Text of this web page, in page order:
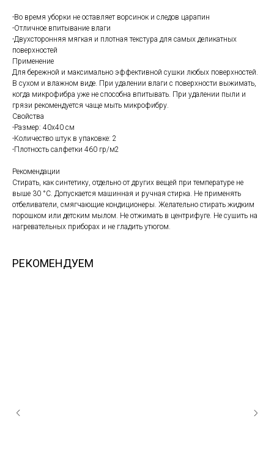
-Во время уборки не оставляет ворсинок и следов царапин
-Отличное впитывание влаги
-Двухсторонняя мягкая и плотная текстура для самых деликатных
поверхностей
Применение
Для бережной и максимально эффективной сушки любых поверхностей.
В сухом и влажном виде. При удалении влаги с поверхности выжимать,
когда микрофибра уже не способна впитывать. При удалении пыли и
грязи рекомендуется чаще мыть микрофибру.
Свойства
-Размер: 40х40 см
-Количество штук в упаковке: 2
-Плотность салфетки 460 гр/м2
Рекомендации
Стирать, как синтетику, отдельно от других вещей при температуре не
выше 30 °С. Допускается машинная и ручная стирка. Не применять
отбеливатели, смягчающие кондиционеры. Желательно стирать жидким
порошком или детским мылом. Не отжимать в центрифуге. Не сушить на
нагревательных приборах и не гладить утюгом.
РЕКОМЕНДУЕМ